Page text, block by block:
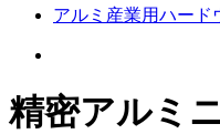
アルミ産業用ハード
精密アルミ